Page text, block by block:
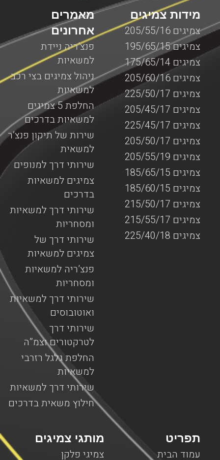
מאמרים
אחרונים
פנצ’ריה ניידת
למשאיות
ניהול צמיגים בצי רכב
למשאיות
החלפת 5 צמיגים
למשאיות בדרכים
שירות של תיקון פנצ’ר
למשאית
שירותי דרך למנופים
צמיגים למשאיות
בדרכים
שירותי דרך למשאיות
ומסחריות
שירותי דרך של
צמיגים למשאיות
פנצ’ריה למשאיות
ומסחריות
שירותי דרך למשאיות
ואוטובוסים
שירותי דרך
לטרקטורים וצמ”ה
החלפת גלגל רזרבי
למשאיות
שירותי דרך למשאיות
חילוץ משאית בדרכים
מידות צמיגים
צמיגים 205/55/16
צמיגים 195/65/15
צמיגים 175/65/14
צמיגים 205/60/16
צמיגים 225/50/17
צמיגים 205/45/17
צמיגים 225/45/17
צמיגים 205/50/17
צמיגים 205/55/19
צמיגים 185/65/15
צמיגים 185/60/15
צמיגים 215/50/17
צמיגים 215/55/17
צמיגים 225/40/18
מותגי צמיגים
צמיגי פלקן
תפריט
עמוד הבית